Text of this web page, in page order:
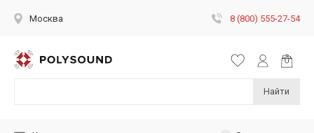
Москва 8 (800) 555-27-54
Найти